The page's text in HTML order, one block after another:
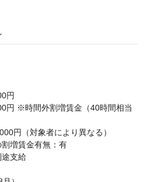
円
円 ※時間外割増賃金（40時間相当
円（対象者により異なる）
増賃金有無：有
支給